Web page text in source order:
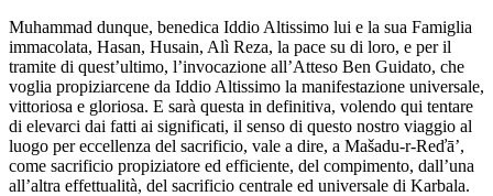
Muhammad dunque, benedica Iddio Altissimo lui e la sua Famiglia
immacolata, Hasan, Husain, Alì Reza, la pace su di loro, e per il
tramite di quest’ultimo, l’invocazione all’Atteso Ben Guidato, che
voglia propiziarcene da Iddio Altissimo la manifestazione universale,
vittoriosa e gloriosa. E sarà questa in definitiva, volendo qui tentare
di elevarci dai fatti ai significati, il senso di questo nostro viaggio al
luogo per eccellenza del sacrificio, vale a dire, a Mašadu-r-Reďā’,
come sacrificio propiziatore ed efficiente, del compimento, dall’una
all’altra effettualità, del sacrificio centrale ed universale di Karbala.